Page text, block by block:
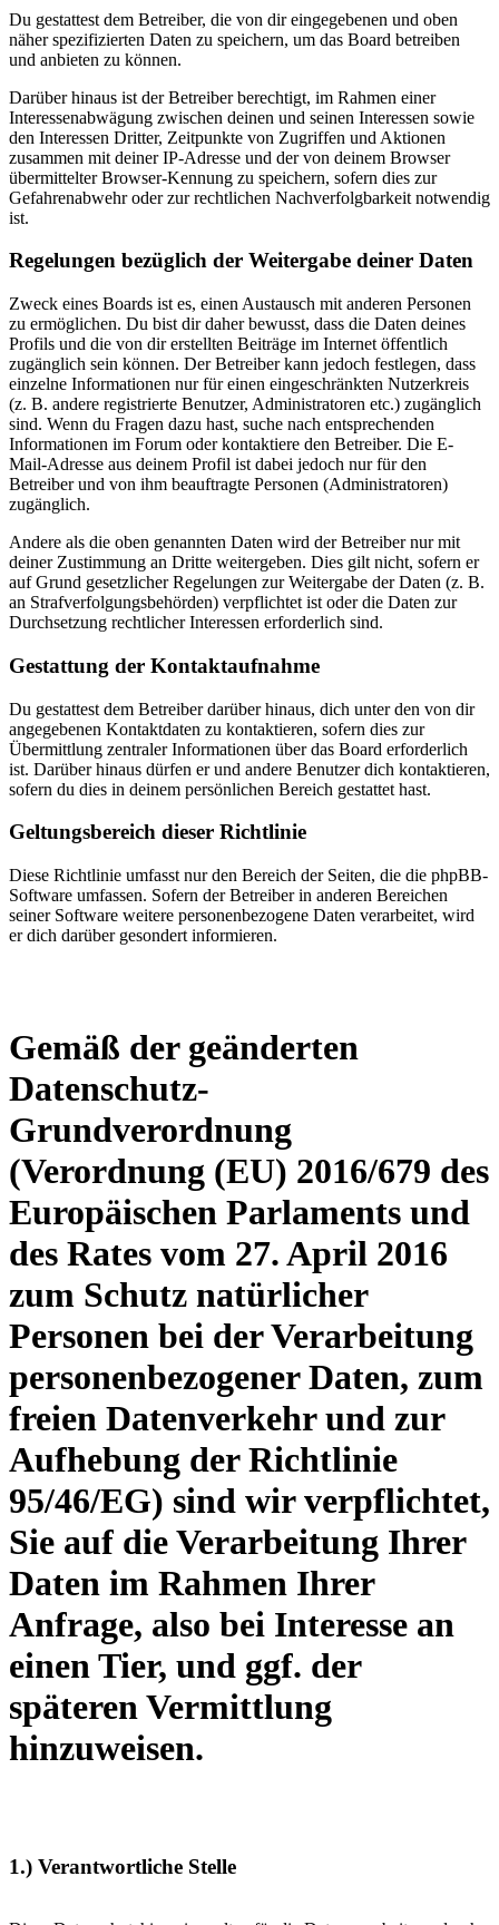
Du gestattest dem Betreiber, die von dir eingegebenen und oben
näher spezifizierten Daten zu speichern, um das Board betreiben
und anbieten zu können.
Darüber hinaus ist der Betreiber berechtigt, im Rahmen einer
Interessenabwägung zwischen deinen und seinen Interessen sowie
den Interessen Dritter, Zeitpunkte von Zugriffen und Aktionen
zusammen mit deiner IP-Adresse und der von deinem Browser
übermittelter Browser-Kennung zu speichern, sofern dies zur
Gefahrenabwehr oder zur rechtlichen Nachverfolgbarkeit notwendig
ist.
Regelungen bezüglich der Weitergabe deiner Daten
Zweck eines Boards ist es, einen Austausch mit anderen Personen
zu ermöglichen. Du bist dir daher bewusst, dass die Daten deines
Profils und die von dir erstellten Beiträge im Internet öffentlich
zugänglich sein können. Der Betreiber kann jedoch festlegen, dass
einzelne Informationen nur für einen eingeschränkten Nutzerkreis
(z. B. andere registrierte Benutzer, Administratoren etc.) zugänglich
sind. Wenn du Fragen dazu hast, suche nach entsprechenden
Informationen im Forum oder kontaktiere den Betreiber. Die E-
Mail-Adresse aus deinem Profil ist dabei jedoch nur für den
Betreiber und von ihm beauftragte Personen (Administratoren)
zugänglich.
Andere als die oben genannten Daten wird der Betreiber nur mit
deiner Zustimmung an Dritte weitergeben. Dies gilt nicht, sofern er
auf Grund gesetzlicher Regelungen zur Weitergabe der Daten (z. B.
an Strafverfolgungsbehörden) verpflichtet ist oder die Daten zur
Durchsetzung rechtlicher Interessen erforderlich sind.
Gestattung der Kontaktaufnahme
Du gestattest dem Betreiber darüber hinaus, dich unter den von dir
angegebenen Kontaktdaten zu kontaktieren, sofern dies zur
Übermittlung zentraler Informationen über das Board erforderlich
ist. Darüber hinaus dürfen er und andere Benutzer dich kontaktieren,
sofern du dies in deinem persönlichen Bereich gestattet hast.
Geltungsbereich dieser Richtlinie
Diese Richtlinie umfasst nur den Bereich der Seiten, die die phpBB-
Software umfassen. Sofern der Betreiber in anderen Bereichen
seiner Software weitere personenbezogene Daten verarbeitet, wird
er dich darüber gesondert informieren.
Gemäß der geänderten
Datenschutz-
Grundverordnung
(Verordnung (EU) 2016/679 des
Europäischen Parlaments und
des Rates vom 27. April 2016
zum Schutz natürlicher
Personen bei der Verarbeitung
personenbezogener Daten, zum
freien Datenverkehr und zur
Aufhebung der Richtlinie
95/46/EG) sind wir verpflichtet,
Sie auf die Verarbeitung Ihrer
Daten im Rahmen Ihrer
Anfrage, also bei Interesse an
einen Tier, und ggf. der
späteren Vermittlung
hinzuweisen.
1.) Verantwortliche Stelle